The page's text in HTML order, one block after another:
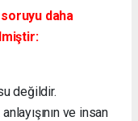
daha
değildir.
ve insan